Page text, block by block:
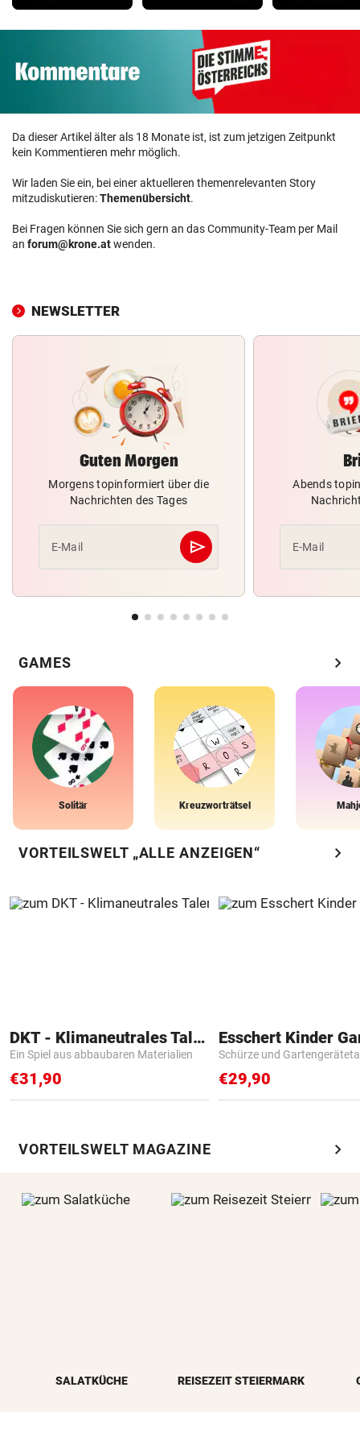
Da dieser Artikel älter als 18 Monate ist, ist zum jetzigen Zeitpunkt
kein Kommentieren mehr möglich.
Wir laden Sie ein, bei einer aktuelleren themenrelevanten Story
mitzudiskutieren:Themenübersicht.
Bei Fragen können Sie sich gern an das Community-Team per Mail
an forum@krone.atwenden.
NEWSLETTER
Guten Morgen
Morgens topinformiert über die
Nachrichten des Tages
E-Mail send
Abschicken
Abends
E-Mail
GAMES chevron_right
Solitär Kreuzworträtsel
VORTEILSWELT „ALLE ANZEIGEN“ chevron_right
DKT - Klimaneutrales Talent
Ein Spiel aus abbaubaren Materialien
€31,90
Schürze und
€29,90
VORTEILSWELT MAGAZINE chevron_right
SALATKÜCHE REISEZEIT STEIERMARK